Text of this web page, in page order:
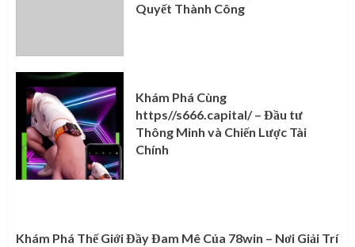
Quyết Thành Công
Khám Phá Cùng
https//s666.capital/ – Đầu tư
Thông Minh và Chiến Lược Tài
Chính
Khám Phá Thế Giới Đầy Đam Mê Của 78win – Nơi Giải Trí